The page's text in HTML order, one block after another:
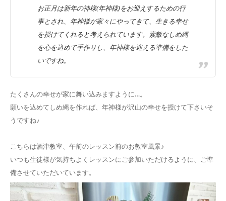
お正月は新年の神様(年神様)をお迎えするための行
事とされ、年神様が家々にやってきて、生きる幸せ
を授けてくれると考えられています。素敵なしめ縄
を心を込めて手作りし、年神様を迎える準備をした
いですね。
たくさんの幸せが家に舞い込みますように…。
願いを込めてしめ縄を作れば、年神様が沢山の幸せを授けて下さいそ
うですね♪
こちらは酒津教室、午前のレッスン前のお教室風景♪
いつも生徒様が気持ちよくレッスンにご参加いただけるように、ご準
備させていただいています。